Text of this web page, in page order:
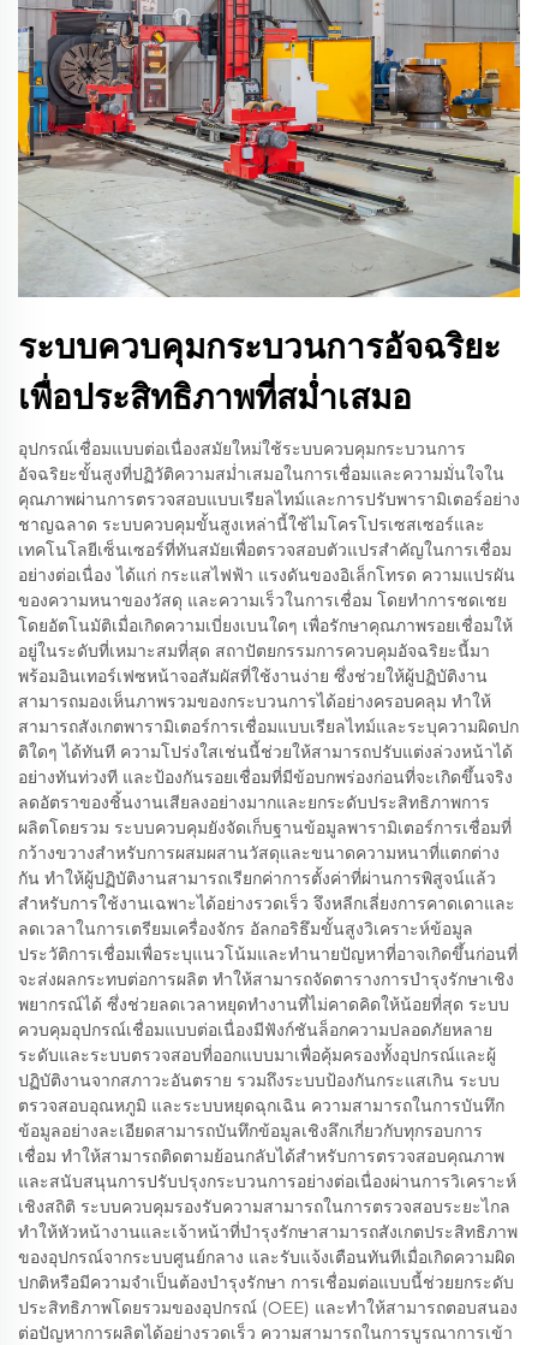
ระบบควบคุมกระบวนการอัจฉริยะ
เพื่อประสิทธิภาพที่สม่ำเสมอ
อุปกรณ์เชื่อมแบบต่อเนื่องสมัยใหม่ใช้ระบบควบคุมกระบวนการ
อัจฉริยะขั้นสูงที่ปฏิวัติความสม่ำเสมอในการเชื่อมและความมั่นใจใน
คุณภาพผ่านการตรวจสอบแบบเรียลไทม์และการปรับพารามิเตอร์อย่าง
ชาญฉลาด ระบบควบคุมขั้นสูงเหล่านี้ใช้ไมโครโปรเซสเซอร์และ
เทคโนโลยีเซ็นเซอร์ที่ทันสมัยเพื่อตรวจสอบตัวแปรสำคัญในการเชื่อม
อย่างต่อเนื่อง ได้แก่ กระแสไฟฟ้า แรงดันของอิเล็กโทรด ความแปรผัน
ของความหนาของวัสดุ และความเร็วในการเชื่อม โดยทำการชดเชย
โดยอัตโนมัติเมื่อเกิดความเบี่ยงเบนใดๆ เพื่อรักษาคุณภาพรอยเชื่อมให้
อยู่ในระดับที่เหมาะสมที่สุด สถาปัตยกรรมการควบคุมอัจฉริยะนี้มา
พร้อมอินเทอร์เฟซหน้าจอสัมผัสที่ใช้งานง่าย ซึ่งช่วยให้ผู้ปฏิบัติงาน
สามารถมองเห็นภาพรวมของกระบวนการได้อย่างครอบคลุม ทำให้
สามารถสังเกตพารามิเตอร์การเชื่อมแบบเรียลไทม์และระบุความผิดปก
ติใดๆ ได้ทันที ความโปร่งใสเช่นนี้ช่วยให้สามารถปรับแต่งล่วงหน้าได้
อย่างทันท่วงที และป้องกันรอยเชื่อมที่มีข้อบกพร่องก่อนที่จะเกิดขึ้นจริง
ลดอัตราของชิ้นงานเสียลงอย่างมากและยกระดับประสิทธิภาพการ
ผลิตโดยรวม ระบบควบคุมยังจัดเก็บฐานข้อมูลพารามิเตอร์การเชื่อมที่
กว้างขวางสำหรับการผสมผสานวัสดุและขนาดความหนาที่แตกต่าง
กัน ทำให้ผู้ปฏิบัติงานสามารถเรียกค่าการตั้งค่าที่ผ่านการพิสูจน์แล้ว
สำหรับการใช้งานเฉพาะได้อย่างรวดเร็ว จึงหลีกเลี่ยงการคาดเดาและ
ลดเวลาในการเตรียมเครื่องจักร อัลกอริธึมขั้นสูงวิเคราะห์ข้อมูล
ประวัติการเชื่อมเพื่อระบุแนวโน้มและทำนายปัญหาที่อาจเกิดขึ้นก่อนที่
จะส่งผลกระทบต่อการผลิต ทำให้สามารถจัดตารางการบำรุงรักษาเชิง
พยากรณ์ได้ ซึ่งช่วยลดเวลาหยุดทำงานที่ไม่คาดคิดให้น้อยที่สุด ระบบ
ควบคุมอุปกรณ์เชื่อมแบบต่อเนื่องมีฟังก์ชันล็อกความปลอดภัยหลาย
ระดับและระบบตรวจสอบที่ออกแบบมาเพื่อคุ้มครองทั้งอุปกรณ์และผู้
ปฏิบัติงานจากสภาวะอันตราย รวมถึงระบบป้องกันกระแสเกิน ระบบ
ตรวจสอบอุณหภูมิ และระบบหยุดฉุกเฉิน ความสามารถในการบันทึก
ข้อมูลอย่างละเอียดสามารถบันทึกข้อมูลเชิงลึกเกี่ยวกับทุกรอบการ
เชื่อม ทำให้สามารถติดตามย้อนกลับได้สำหรับการตรวจสอบคุณภาพ
และสนับสนุนการปรับปรุงกระบวนการอย่างต่อเนื่องผ่านการวิเคราะห์
เชิงสถิติ ระบบควบคุมรองรับความสามารถในการตรวจสอบระยะไกล
ทำให้หัวหน้างานและเจ้าหน้าที่บำรุงรักษาสามารถสังเกตประสิทธิภาพ
ของอุปกรณ์จากระบบศูนย์กลาง และรับแจ้งเตือนทันทีเมื่อเกิดความผิด
ปกติหรือมีความจำเป็นต้องบำรุงรักษา การเชื่อมต่อแบบนี้ช่วยยกระดับ
ประสิทธิภาพโดยรวมของอุปกรณ์ (OEE) และทำให้สามารถตอบสนอง
ต่อปัญหาการผลิตได้อย่างรวดเร็ว ความสามารถในการบูรณาการเข้า